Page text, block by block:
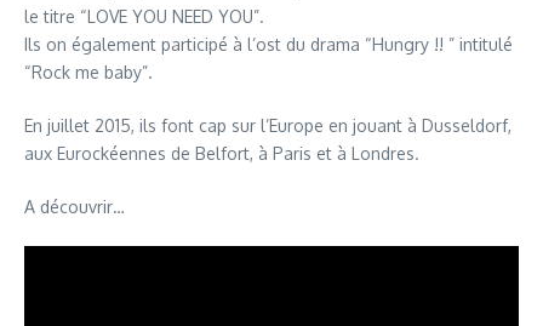
le titre “LOVE YOU NEED YOU”.
Ils on également participé à l’ost du drama “Hungry !! ” intitulé
“Rock me baby”.
En juillet 2015, ils font cap sur l’Europe en jouant à Dusseldorf,
aux Eurockéennes de Belfort, à Paris et à Londres.
A découvrir…